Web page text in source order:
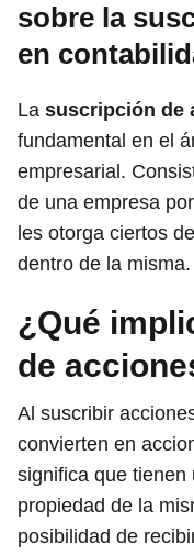
sobre la
en
La suscripción de
fundamental en el
empresarial.
de una empresa
les otorga ciertos
dentro de la misma.
¿Qué
de
Al suscribir
convierten en
significa que tienen
propiedad de la
posibilidad de